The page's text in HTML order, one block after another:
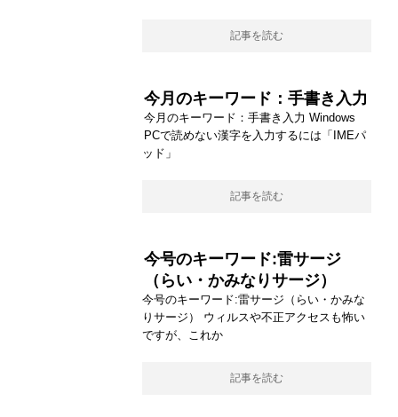
記事を読む
今月のキーワード：手書き入力
今月のキーワード：手書き入力 Windows
PCで読めない漢字を入力するには「IMEパ
ッド」
記事を読む
今号のキーワード:雷サージ
（らい・かみなりサージ）
今号のキーワード:雷サージ（らい・かみな
りサージ） ウィルスや不正アクセスも怖い
ですが、これか
記事を読む